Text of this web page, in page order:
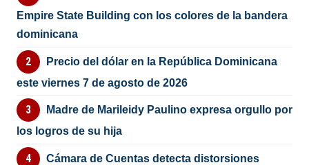
Empire State Building con los colores de la bandera
dominicana
Precio del dólar en la República Dominicana
este viernes 7 de agosto de 2026
Madre de Marileidy Paulino expresa orgullo por
los logros de su hija
Cámara de Cuentas detecta distorsiones